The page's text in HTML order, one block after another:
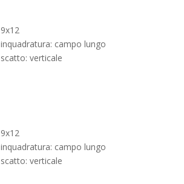
9x12
inquadratura: campo lungo
scatto: verticale
9x12
inquadratura: campo lungo
scatto: verticale